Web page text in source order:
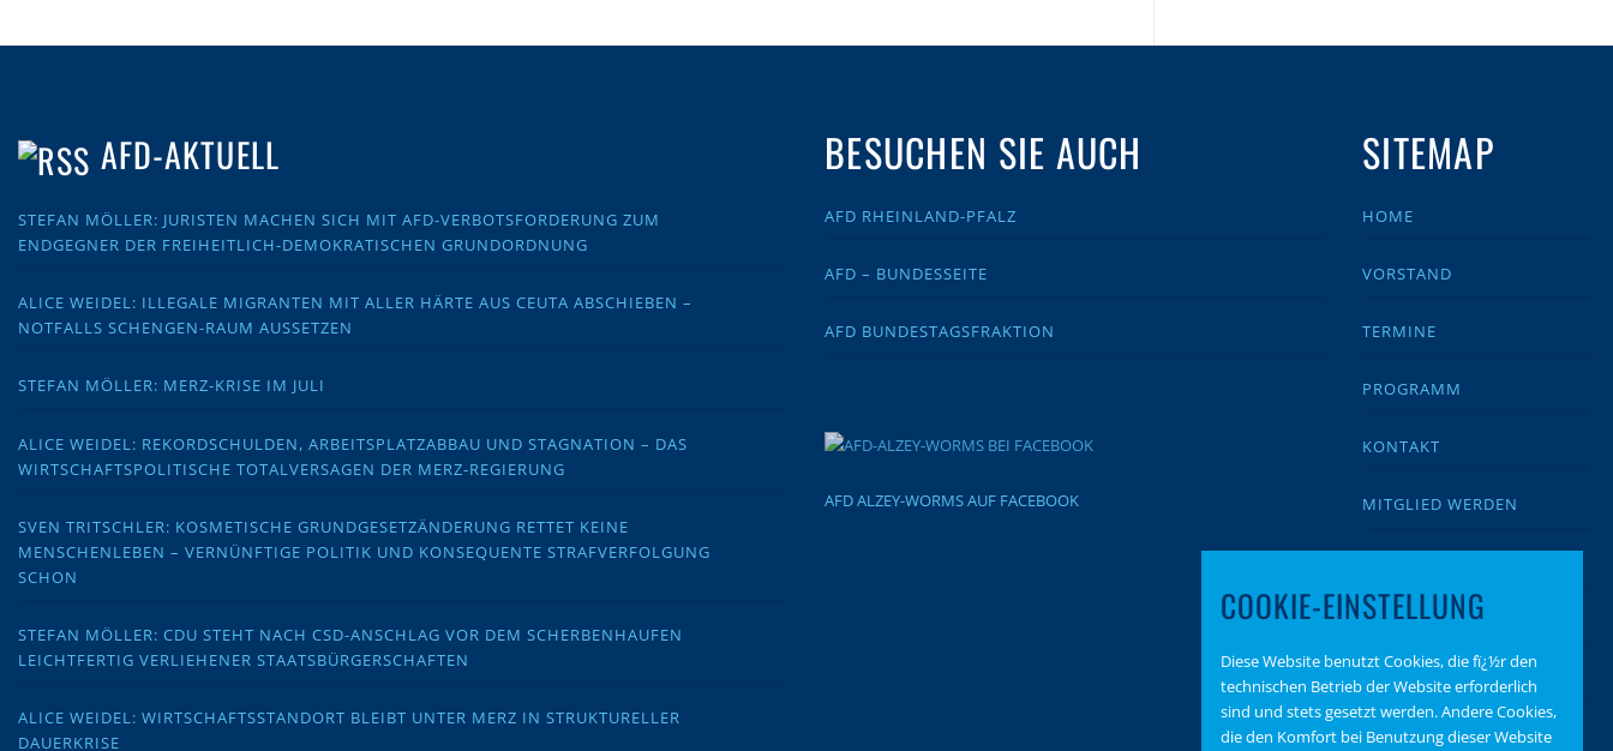
AFD-AKTUELL
STEFAN MÖLLER: JURISTEN MACHEN SICH MIT AFD-VERBOTSFORDERUNG ZUM
ENDGEGNER DER FREIHEITLICH-DEMOKRATISCHEN GRUNDORDNUNG
ALICE WEIDEL: ILLEGALE MIGRANTEN MIT ALLER HÄRTE AUS CEUTA ABSCHIEBEN –
NOTFALLS SCHENGEN-RAUM AUSSETZEN
STEFAN MÖLLER: MERZ-KRISE IM JULI
ALICE WEIDEL: REKORDSCHULDEN, ARBEITSPLATZABBAU UND STAGNATION – DAS
WIRTSCHAFTSPOLITISCHE TOTALVERSAGEN DER MERZ-REGIERUNG
SVEN TRITSCHLER: KOSMETISCHE GRUNDGESETZÄNDERUNG RETTET KEINE
MENSCHENLEBEN – VERNÜNFTIGE POLITIK UND KONSEQUENTE STRAFVERFOLGUNG
SCHON
STEFAN MÖLLER: CDU STEHT NACH CSD-ANSCHLAG VOR DEM SCHERBENHAUFEN
LEICHTFERTIG VERLIEHENER STAATSBÜRGERSCHAFTEN
ALICE WEIDEL: WIRTSCHAFTSSTANDORT BLEIBT UNTER MERZ IN STRUKTURELLER
DAUERKRISE
BESUCHEN SIE AUCH
AFD RHEINLAND-PFALZ
AFD – BUNDESSEITE
AFD BUNDESTAGSFRAKTION
AFD ALZEY-WORMS AUF FACEBOOK
SITEMAP
HOME
VORSTAND
TERMINE
PROGRAMM
KONTAKT
MITGLIED WERDEN
DATENSCHUTZ
BEITRAGSARCHIV
SPENDEN
COOKIE-EINSTELLUNG
Diese Website benutzt Cookies, die fï¿½r den
technischen Betrieb der Website erforderlich
sind und stets gesetzt werden. Andere Cookies,
die den Komfort bei Benutzung dieser Website